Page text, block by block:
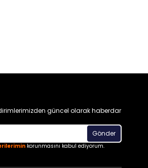
güncel olarak haberdar
Gönder
korunmasını kabul ediyorum.